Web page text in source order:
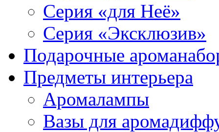
Серия «для Неё»
Серия «Эксклюзив»
Подарочные
Предметы интерьера
Аромалампы
Вазы для